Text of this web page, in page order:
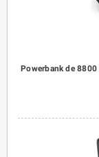
Powerbank de